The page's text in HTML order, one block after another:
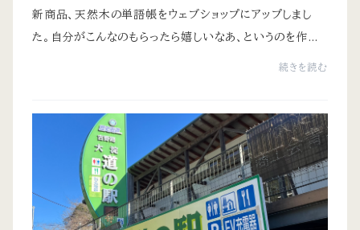
新商品、天然木の単語帳をウェブショップにアップしまし
た。自分がこんなのもらったら嬉しいなあ、というのを作っ
でみた！という商品です。簡単なプロモーション動画も作っ
続きを読む